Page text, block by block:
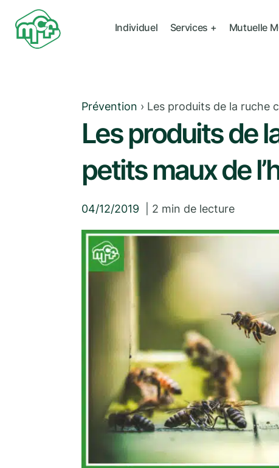
Individuel Services + Mutuelle
Prévention › Les produits de la ruche
Les produits de
petits maux de
04/12/2019 2 min de lecture